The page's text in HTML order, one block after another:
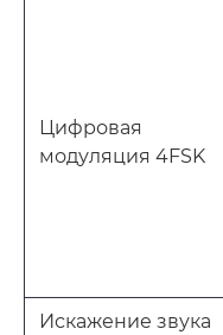
Цифровая
модуляция 4FSK
Искажение звука